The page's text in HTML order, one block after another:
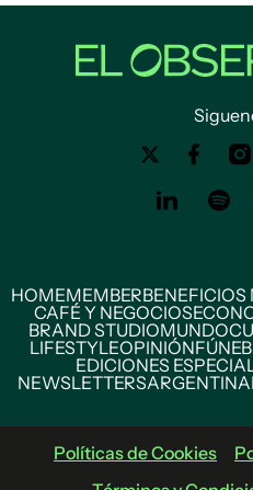
HOMEMEMBERBENEFICIOS
CAFÉ Y NEGOCIOS
BRAND STUDIOMUNDO
LIFESTYLEOPINIÓN
EDICIONES
NEWSLETTERSARGENTINA
Políticas de Cookies